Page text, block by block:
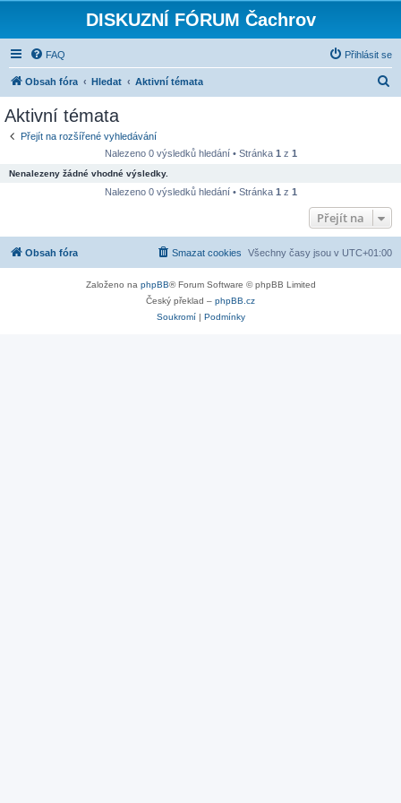
DISKUZNÍ FÓRUM Čachrov
FAQ Přihlásit se
Obsah fóra Hledat Aktivní témata
Aktivní témata
Přejít na rozšířené vyhledávání
Nalezeno 0 výsledků hledání • Stránka 1 z 1
Nenalezeny žádné vhodné výsledky.
Nalezeno 0 výsledků hledání • Stránka 1 z 1
Přejít na
Obsah fóra Všechny časy jsou v UTC+01:00
Smazat cookies
Založeno na phpBB® Forum Software © phpBB Limited
Český překlad – phpBB.cz
Soukromí| Podmínky